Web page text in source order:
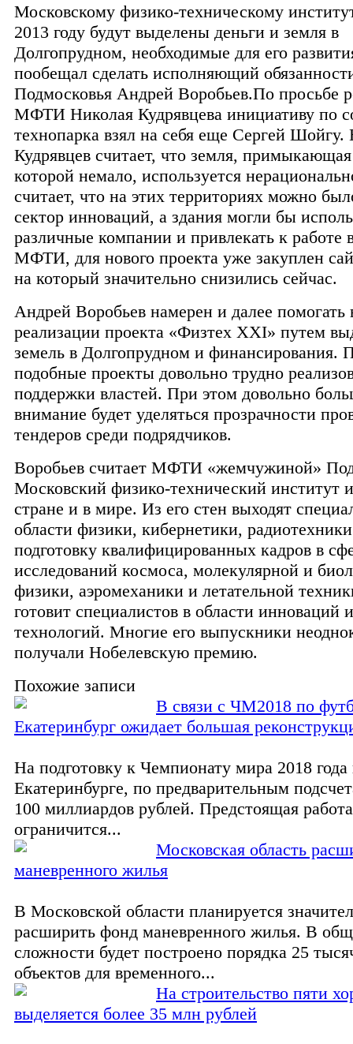
Московскому физико-техническому
2013 году будут выделены деньги и земля в
Долгопрудном, необходимые для его
пообещал сделать исполняющий
Подмосковья Андрей Воробьев.По просьбе
МФТИ Николая Кудрявцева инициативу по
технопарка взял на себя еще Сергей Шойгу.
Кудрявцев считает, что земля, примыкающая
которой немало, используется
считает, что на этих территориях можно
сектор инноваций, а здания могли бы
различные компании и привлекать к работе
МФТИ, для нового проекта уже закуплен
на который значительно снизились сейчас.
Андрей Воробьев намерен и далее помогать
реализации проекта «Физтех XXI» путем
земель в Долгопрудном и финансирования.
подобные проекты довольно трудно
поддержки властей. При этом довольно
внимание будет уделяться прозрачности
тендеров среди подрядчиков.
Воробьев считает МФТИ «жемчужиной»
Московский физико-технический институт
стране и в мире. Из его стен выходят
области физики, кибернетики,
подготовку квалифицированных кадров в
исследований космоса, молекулярной и
физики, аэромеханики и летательной
готовит специалистов в области инноваций
технологий. Многие его выпускники
получали Нобелевскую премию.
Похожие записи
В связи с ЧМ2018 по
Екатеринбург ожидает большая
На подготовку к Чемпионату мира 2018
Екатеринбурге, по предварительным
100 миллиардов рублей. Предстоящая
ограничится...
Московская область
маневренного жилья
В Московской области планируется
расширить фонд маневренного жилья. В
сложности будет построено порядка 25
объектов для временного...
На строительство пяти
выделяется более 35 млн рублей